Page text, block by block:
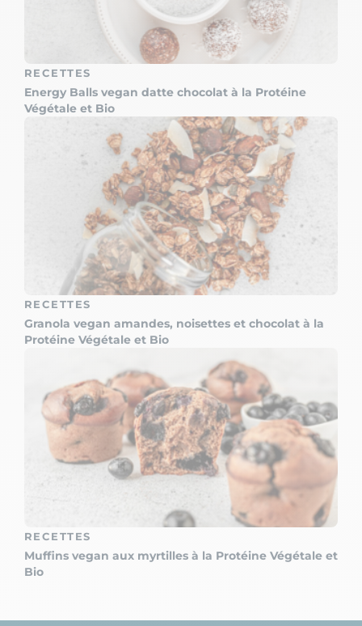
RECETTES
Energy Balls vegan datte chocolat à la Protéine
Végétale et Bio
RECETTES
Granola vegan amandes, noisettes et chocolat à la
Protéine Végétale et Bio
RECETTES
Muffins vegan aux myrtilles à la Protéine Végétale et
Bio